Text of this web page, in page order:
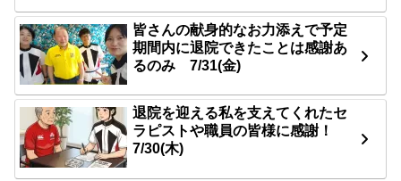
皆さんの献身的なお力添えで予定
期間内に退院できたことは感謝あ
るのみ 7/31(金)
退院を迎える私を支えてくれたセ
ラピストや職員の皆様に感謝！
7/30(木)